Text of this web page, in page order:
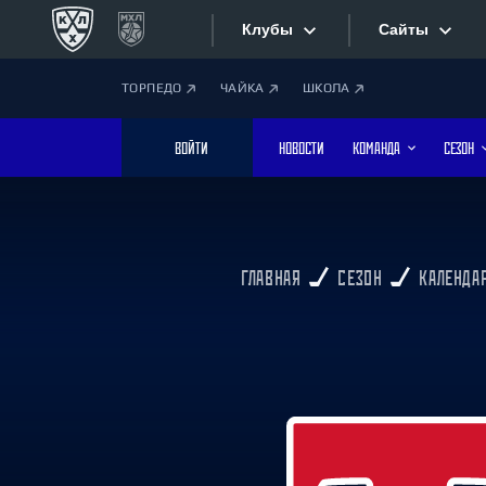
Клубы
Дивизион Боброва
Лада
Торпедо
Динамо Мн
Сайты
ТОРПЕДО ЧАЙКА ШКОЛА
ВОЙТИ НОВОСТИ КОМАНДА СЕЗОН
ГЛАВНАЯ СЕЗОН